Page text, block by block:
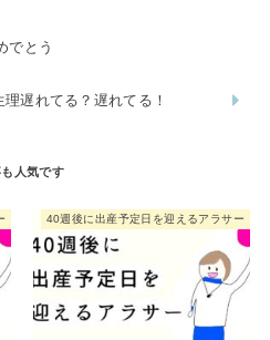
でとう
遅れてる？遅れてる！
40週後に出産予定日を迎えるアラサー